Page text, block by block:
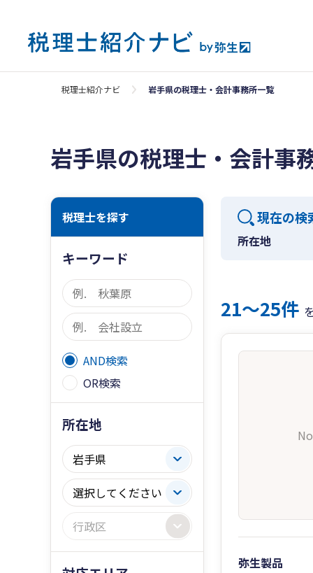
税理士紹介ナビ 岩手県の税理士・会計事務所一覧
岩手県の税理士・会計事
税理士を探す
キーワード
AND検索
OR検索
所在地
現在の検
所在地
21〜25件
弥生製品